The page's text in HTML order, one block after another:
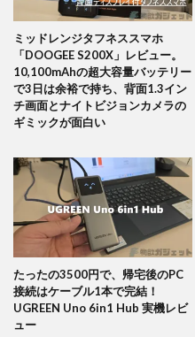
ミッドレンジタフネススマホ
「DOOGEE S200X」レビュー。
10,100mAhの超大容量バッテリー
で3日は余裕で持ち、背面1.3イン
チ画面とナイトビジョンカメラの
ギミックが面白い
たったの3500円で、帰宅後のPC
接続はケーブル1本で完結！
UGREEN Uno 6in1 Hub 実機レビ
ュー